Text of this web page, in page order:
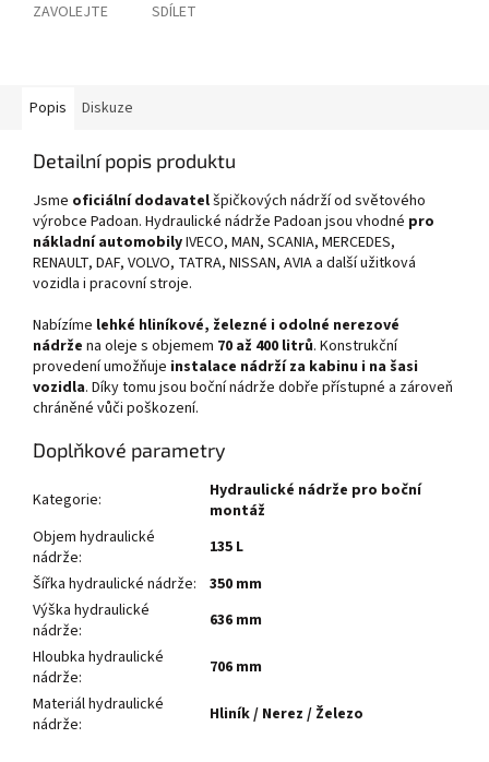
ZAVOLEJTE SDÍLET
Popis Diskuze
Detailní popis produktu
Jsme oficiální dodavatelšpičkových nádrží od světového
výrobce Padoan. Hydraulické nádrže Padoan jsou vhodné pro
nákladní automobilyIVECO, MAN, SCANIA, MERCEDES,
RENAULT, DAF, VOLVO, TATRA, NISSAN, AVIA a další užitková
vozidla i pracovní stroje.
Nabízíme lehké hliníkové, železné i odolné nerezové
nádrže na oleje s objemem 70 až 400 litrů. Konstrukční
provedení umožňuje instalace nádrží za kabinu i na šasi
vozidla. Díky tomu jsou boční nádrže dobře přístupné a zároveň
chráněné vůči poškození.
Doplňkové parametry
Kategorie:
Hydraulické nádrže pro boční
montáž
Objem hydraulické
nádrže:
135 L
Šířka hydraulické nádrže:
350 mm
Výška hydraulické
nádrže:
636 mm
Hloubka hydraulické
nádrže:
706 mm
Materiál hydraulické
nádrže: Hliník / Nerez / Železo